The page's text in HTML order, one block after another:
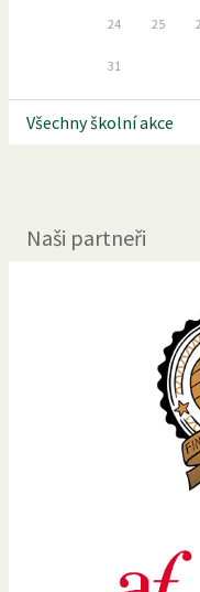
24 25
31
Všechny školní akce
Naši partneři